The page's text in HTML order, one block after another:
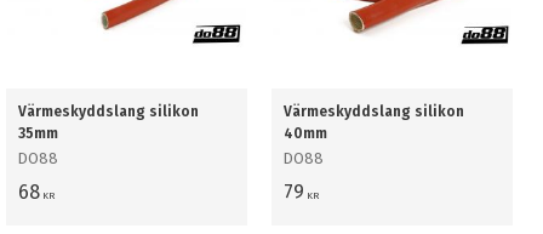
Värmeskyddslang silikon
35mm
DO88
68 KR
Värmeskyddslang silikon
40mm
DO88
79 KR